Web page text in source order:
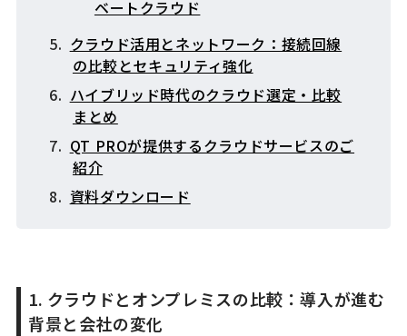
ベートクラウド
クラウド活用とネットワーク：接続回線
の比較とセキュリティ強化
ハイブリッド時代のクラウド選定・比較
まとめ
QT PROが提供するクラウドサービスのご
紹介
資料ダウンロード
1. クラウドとオンプレミスの比較：導入が進む
背景と会社の変化